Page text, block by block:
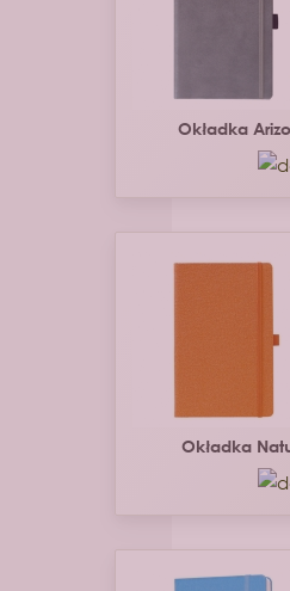
Okładka
Okładka